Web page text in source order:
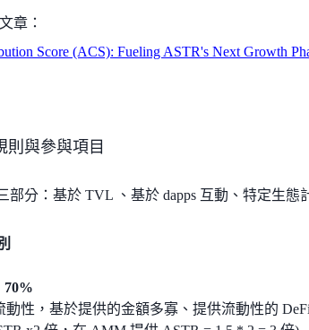
章：
Score (ACS): Fueling ASTR's Next Growth
則與參與項目
部分：基於 TVL 、基於 dapps 互動、特定生態
動性，基於提供的金額多寡、提供流動性的